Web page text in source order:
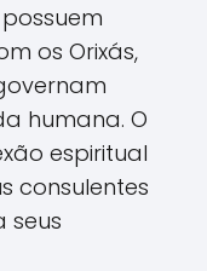
os Orixás,
humana. O
espiritual
consulentes
seus